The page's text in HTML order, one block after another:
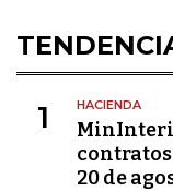
1 HACIENDA
20 de